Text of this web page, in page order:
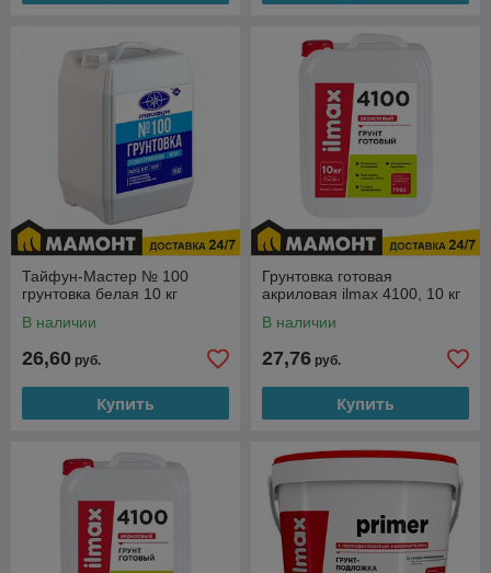
Тайфун-Мастер № 100
грунтовка белая 10 кг
В наличии
26,60 руб.
Купить
Грунтовка готовая
акриловая ilmax 4100, 10 кг
В наличии
27,76 руб.
Купить